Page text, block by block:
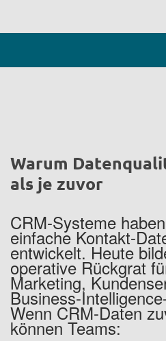
Warum
als je zuvor
CRM-Systeme
einfache Kontakt-
entwickelt. Heute
operative Rückgrat
Marketing,
Business-
Wenn CRM-Daten
können Teams: